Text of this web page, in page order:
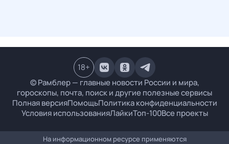
© Рамблер — главные новости России и мира,
гороскопы, почта, поиск и другие полезные сервисы
Полная версияПомощьПолитика конфиденциальности
Условия использованияЛайкиТоп-100Все проекты
18+
На информационном ресурсе применяются